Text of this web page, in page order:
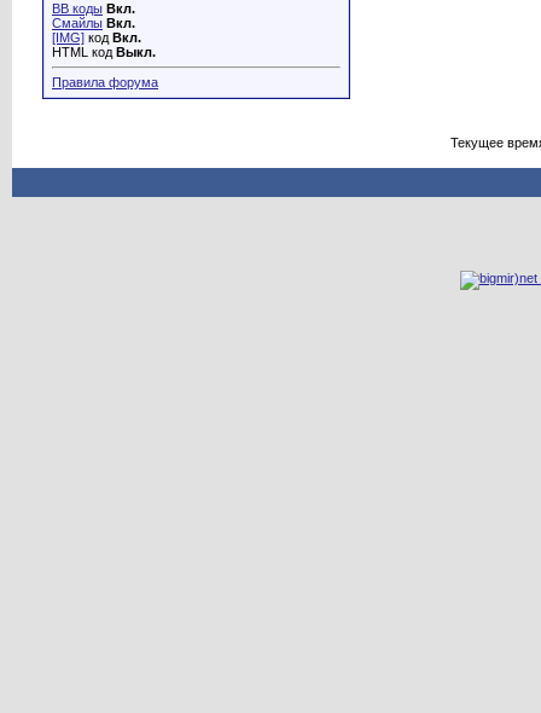
BB коды Вкл.
Смайлы Вкл.
[IMG] код Вкл.
HTML код Выкл.
Правила форума
Текущее